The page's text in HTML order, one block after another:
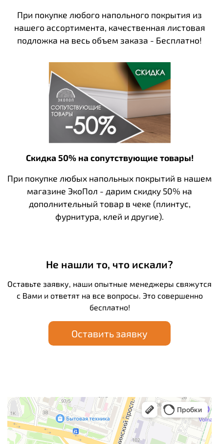
При покупке любого напольного покрытия из
нашего ассортимента, качественная листовая
подложка на весь объем заказа - Бесплатно!
Скидка 50% на сопутствующие товары!
При покупке любых напольных покрытий в нашем
магазине ЭкоПол - дарим скидку 50% на
дополнительный товар в чеке (плинтус,
фурнитура, клей и другие).
Не нашли то, что искали?
Оставьте заявку, наши опытные менеджеры свяжутся
с Вами и ответят на все вопросы. Это совершенно
бесплатно!
Оставить заявку